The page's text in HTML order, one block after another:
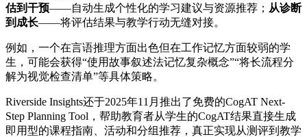
估到干预——自动生成个性化的学习建议与资源推荐； 从诊断
到成长——将评估结果与教学行动无缝对接。
例如，一个在言语推理方面出色但在工作记忆方面较弱的学
生，可能会获得“使用故事叙述法记忆复杂概念”“将长流程分
解为视觉检查清单”等具体策略。
Riverside Insights还于2025年11月推出了免费的CogAT Next-
Step Planning Tool，帮助教育者从学生的CogAT结果直接生成
即用型的课程指南、活动和分组推荐，真正实现从测评到教学